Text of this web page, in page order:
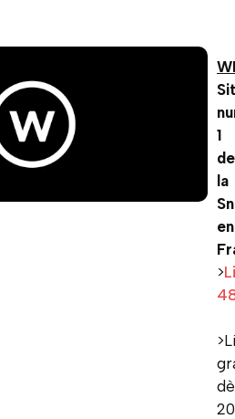
1
de
la
en
>